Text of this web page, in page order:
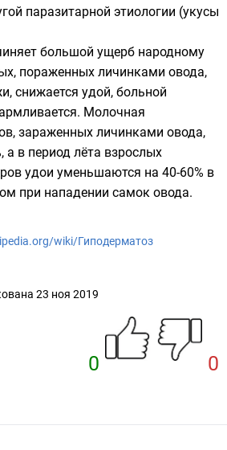
паразитарной этиологии (укусы
большой ущерб народному
пораженных личинками овода,
снижается удой, больной
Молочная
зараженных личинками овода,
а в период лёта взрослых
удои уменьшаются на 40-60% в
при нападении самок овода.
wiki/Гиподерматоз
23 ноя 2019
0 0